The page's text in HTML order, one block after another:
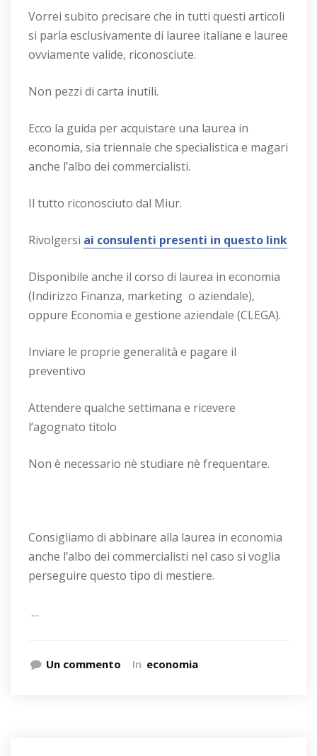
Vorrei subito precisare che in tutti questi articoli
si parla esclusivamente di lauree italiane e lauree
ovviamente valide, riconosciute.
Non pezzi di carta inutili.
Ecco la guida per acquistare una laurea in
economia, sia triennale che specialistica e magari
anche l’albo dei commercialisti.
Il tutto riconosciuto dal Miur.
Rivolgersi ai consulenti presenti in questo link
Disponibile anche il corso di laurea in economia
(Indirizzo Finanza, marketing o aziendale),
oppure Economia e gestione aziendale (CLEGA).
Inviare le proprie generalità e pagare il
preventivo
Attendere qualche settimana e ricevere
l’agognato titolo
Non è necessario nè studiare nè frequentare.
Consigliamo di abbinare alla laurea in economia
anche l’albo dei commercialisti nel caso si voglia
perseguire questo tipo di mestiere.
…
Un commento In economia